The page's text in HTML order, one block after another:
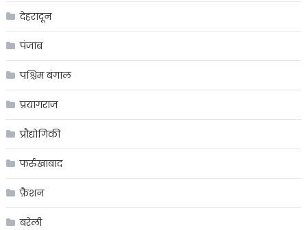
देहरादून
पंजाब
पश्चिम बंगाल
प्रयागराज
प्रौद्योगिकी
फर्रुखाबाद
फ़ैशन
बरेली